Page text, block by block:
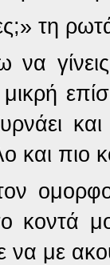
τη
να
και πιο
κοντά
να με